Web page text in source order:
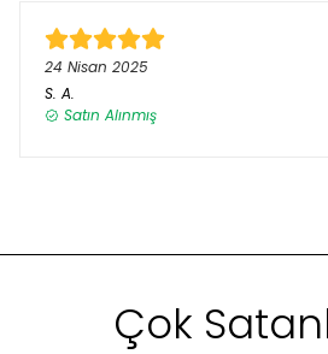
24 Nisan 2025
S. A.
Satın Alınmış
Çok